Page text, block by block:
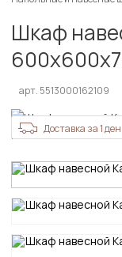
Шкаф
арт. 5513000162109
Доставка за 1